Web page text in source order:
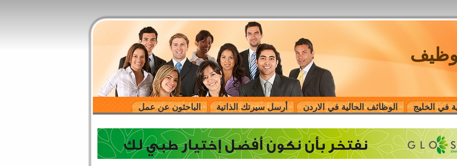
في الخليج الوظائف الحالية في الاردن أرسل سيرتك الذاتية
الباحثون عن عمل